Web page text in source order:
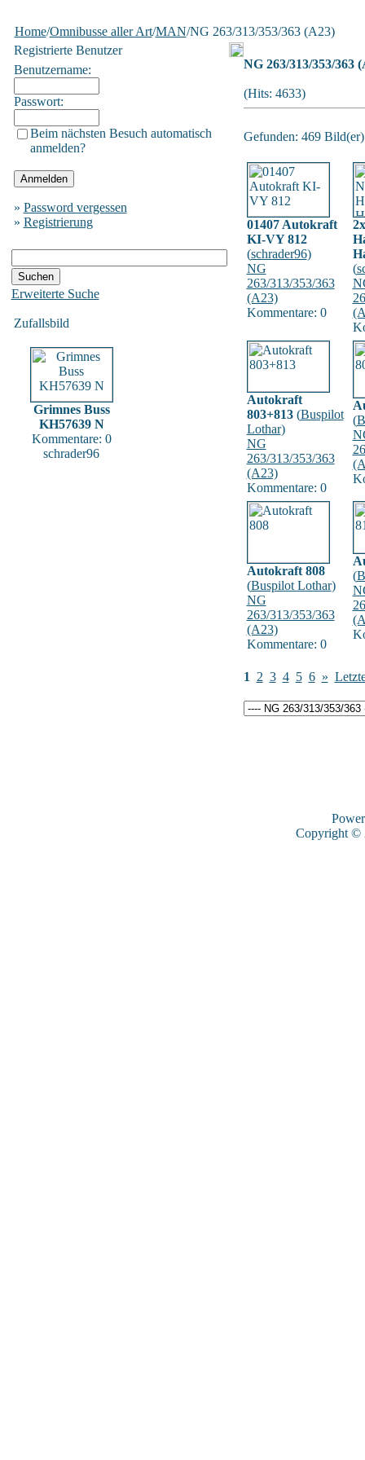
Home/Omnibusse aller Art/MAN/NG 263/313/353/363 (A23)
Registrierte Benutzer
Benutzername:
Passwort:
Beim nächsten Besuch automatisch
anmelden?
» Password vergessen
» Registrierung
Erweiterte Suche
Zufallsbild
Grimnes Buss
KH57639 N
Kommentare: 0
schrader96
NG 263/313/353/363
(Hits: 4633)
Gefunden: 469
01407 Autokraft
KI-VY 812
(schrader96)
NG
263/313/353/363
(A23)
Kommentare: 0
(
Autokraft
803+813(Buspilot
Lothar)
NG
263/313/353/363
(A23)
Kommentare: 0
(
Autokraft 808
(Buspilot Lothar)
NG
263/313/353/363
(A23)
Kommentare: 0
(
1 2 3 4 5 6 »
Copyright ©